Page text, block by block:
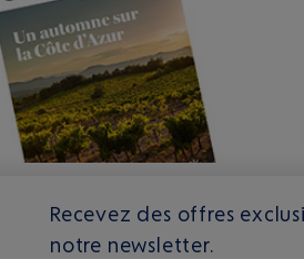
Recevez des offres
notre newsletter.